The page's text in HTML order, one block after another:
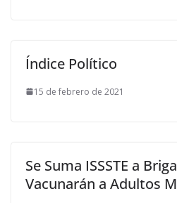
Índice Político
15 de febrero de 2021
Se Suma ISSSTE a
Vacunarán a Adultos